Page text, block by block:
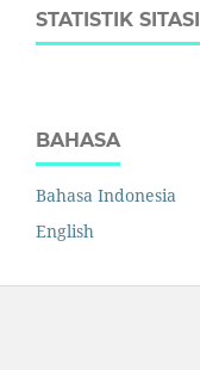
STATISTIK SITASI
BAHASA
Bahasa Indonesia
English